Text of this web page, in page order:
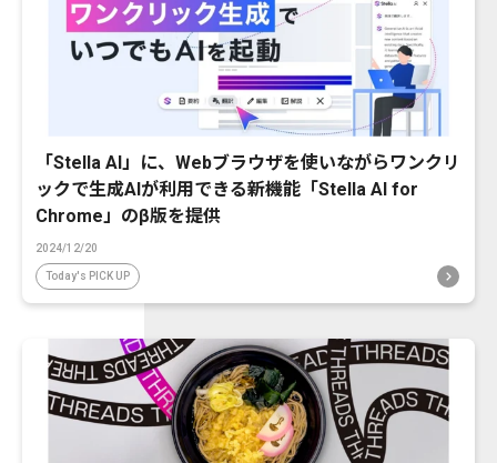
「Stella AI」に、Webブラウザを使いながらワンクリ
ックで生成AIが利用できる新機能「Stella AI for
Chrome」のβ版を提供
2024/12/20
Today's PICK UP